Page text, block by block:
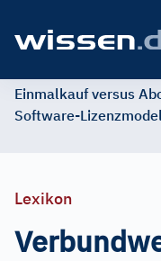
Einmalkauf versus
Software-
Lexikon